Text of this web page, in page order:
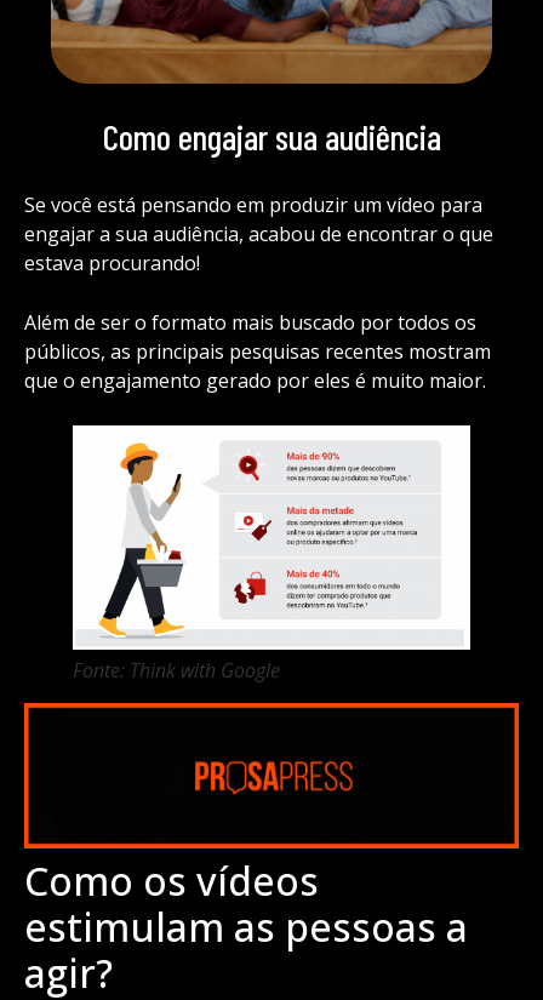
Como engajar sua audiência
Se você está pensando em produzir um vídeo para
engajar a sua audiência, acabou de encontrar o que
estava procurando!
Além de ser o formato mais buscado por todos os
públicos, as principais pesquisas recentes mostram
que o engajamento gerado por eles é muito maior.
Fonte: Think with Google
Como os vídeos
estimulam as pessoas a
agir?